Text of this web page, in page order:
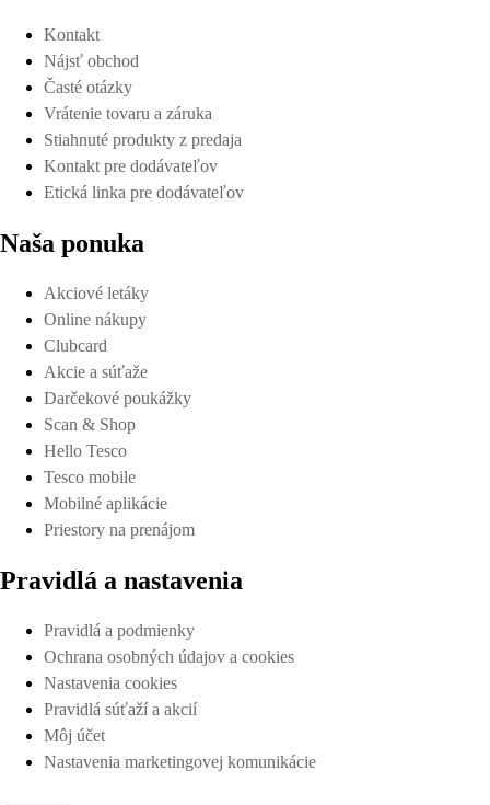
Kontakt
Nájsť obchod
Časté otázky
Vrátenie tovaru a záruka
Stiahnuté produkty z predaja
Kontakt pre dodávateľov
Etická linka pre dodávateľov
Naša ponuka
Akciové letáky
Online nákupy
Clubcard
Akcie a súťaže
Darčekové poukážky
Scan & Shop
Hello Tesco
Tesco mobile
Mobilné aplikácie
Priestory na prenájom
Pravidlá a nastavenia
Pravidlá a podmienky
Ochrana osobných údajov a cookies
Nastavenia cookies
Pravidlá súťaží a akcií
Môj účet
Nastavenia marketingovej komunikácie